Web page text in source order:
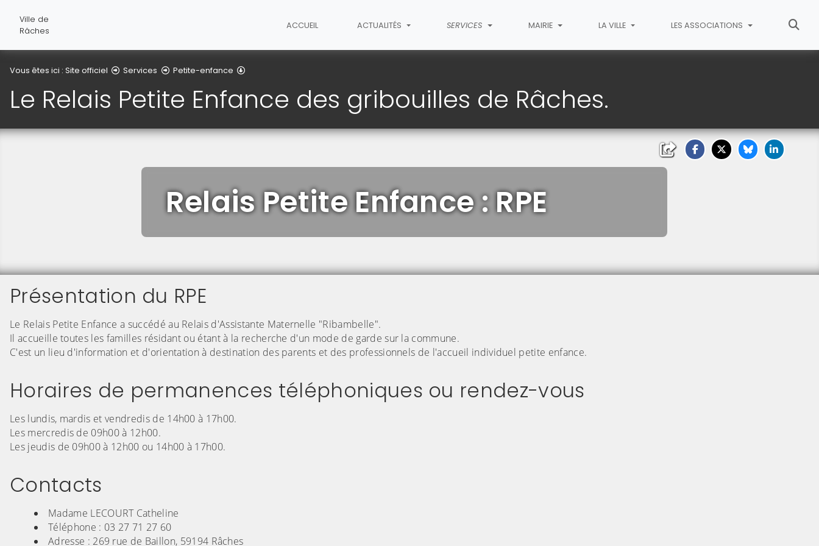
Ville de
Râches
ACCUEIL ACTUALITÉS SERVICES MAIRIE LA VILLE LES ASSOCIATIONS
Vous êtes ici : Site officiel Services Petite-enfance
Le Relais Petite Enfance des gribouilles de Râches.
Relais Petite Enfance : RPE
Présentation du RPE
Le Relais Petite Enfance a succédé au Relais d'Assistante Maternelle "Ribambelle".
Il accueille toutes les familles résidant ou étant à la recherche d'un mode de garde sur la commune.
C'est un lieu d'information et d'orientation à destination des parents et des professionnels de l'accueil individuel petite enfance.
Horaires de permanences téléphoniques ou rendez-vous
Les lundis, mardis et vendredis de 14h00 à 17h00.
Les mercredis de 09h00 à 12h00.
Les jeudis de 09h00 à 12h00 ou 14h00 à 17h00.
Contacts
Madame LECOURT Catheline
Téléphone : 03 27 71 27 60
Adresse : 269 rue de Baillon, 59194 Râches